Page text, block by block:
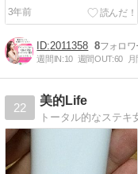
3年前
2011358 8
週間IN:10 週間OUT:60
22
美的Life